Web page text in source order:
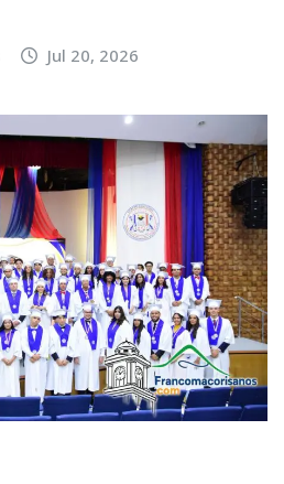
Jul 20, 2026